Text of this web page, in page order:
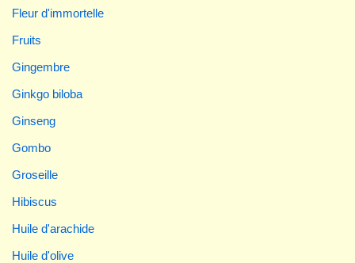
Fleur d'immortelle
Fruits
Gingembre
Ginkgo biloba
Ginseng
Gombo
Groseille
Hibiscus
Huile d'arachide
Huile d'olive